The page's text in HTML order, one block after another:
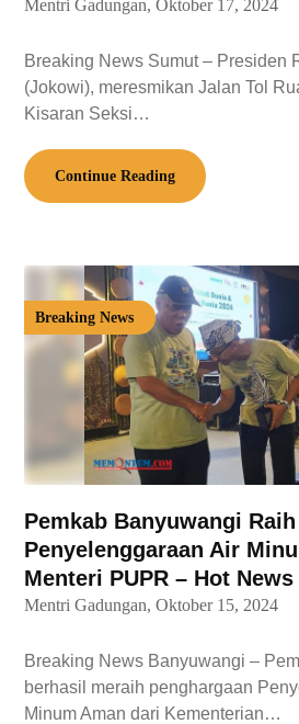
Mentri Gadungan, Oktober 17, 2024
Breaking News Sumut – Presiden
(Jokowi), meresmikan Jalan Tol
Kisaran Seksi…
Continue Reading
Breaking News
Pemkab Banyuwangi
Penyelenggaraan Air
Menteri PUPR – Hot News
Mentri Gadungan, Oktober 15, 2024
Breaking News Banyuwangi –
berhasil meraih penghargaan
Minum Aman dari Kementerian…